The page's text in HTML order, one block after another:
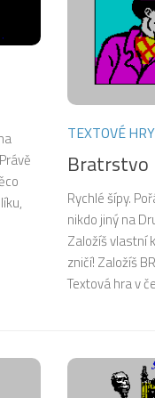
TEXTOVÉ HRY
Bratrstvo
Rychlé šípy.
nikdo jiný na
Založíš vlastní
zničí! Založíš
Textová hra v